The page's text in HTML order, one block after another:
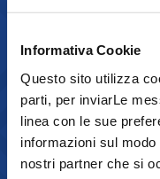
Informativa Cookie
Questo sito utilizza
parti, per inviarLe
linea con le sue
informazioni sul
nostri partner che si
associative
Comunicazione